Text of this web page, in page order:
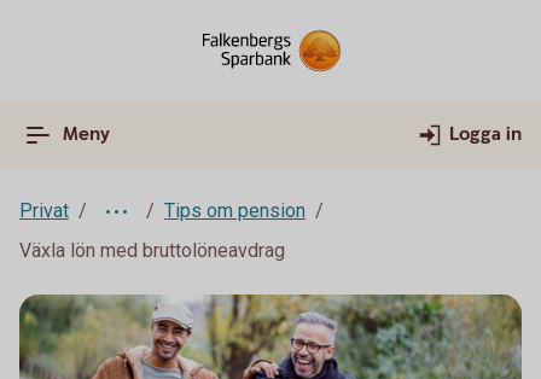
Meny Logga in
Privat
Tips om pension
Växla lön med bruttolöneavdrag